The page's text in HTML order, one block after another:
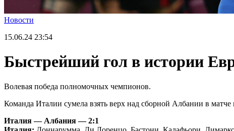
Новости
15.06.24 23:54
Быстрейший гол в истории
Волевая победа полномочных чемпионов.
Команда Италии сумела взять верх над сборной Албании в
Италия — Албания — 2:1